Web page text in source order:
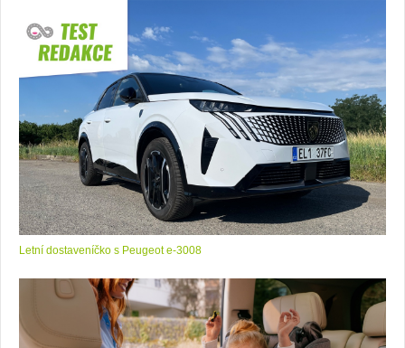
Letní dostaveníčko s Peugeot e-3008